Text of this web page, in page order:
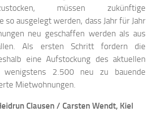
müssen zukünftige
so ausgelegt werden, dass Jahr für Jahr
neu geschaffen werden als aus
Als ersten Schritt fordern die
eine Aufstockung des aktuellen
wenigstens 2.500 neu zu bauende
Mietwohnungen.
Clausen / Carsten Wendt, Kiel